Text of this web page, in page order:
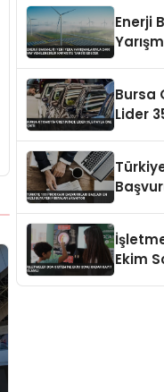
Enerji
Bursa
Lider
Ekim